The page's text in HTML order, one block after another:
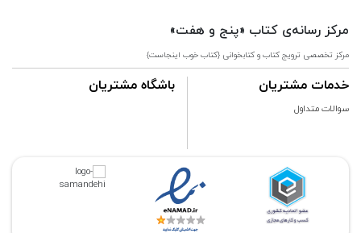
مرکز رسانه‌ی کتاب «پنج و هفت»
مرکز تخصصی ترویج کتاب و کتابخوانی {کتاب خوب اینجاست}
خدمات مشتریان
سوالات متداول
باشگاه مشتریان